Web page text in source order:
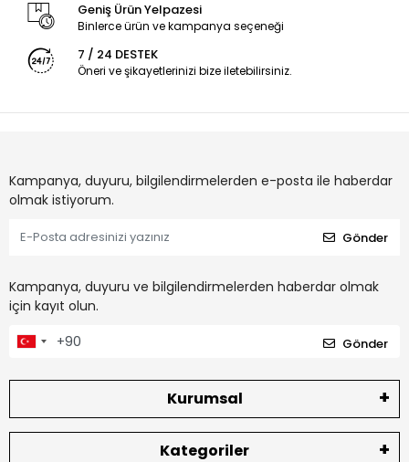
Geniş Ürün Yelpazesi
Binlerce ürün ve kampanya seçeneği
7 / 24 DESTEK
Öneri ve şikayetlerinizi bize iletebilirsiniz.
Kampanya, duyuru, bilgilendirmelerden e-posta ile haberdar
olmak istiyorum.
Gönder
Kampanya, duyuru ve bilgilendirmelerden haberdar olmak
için kayıt olun.
Gönder
Kurumsal
Kategoriler